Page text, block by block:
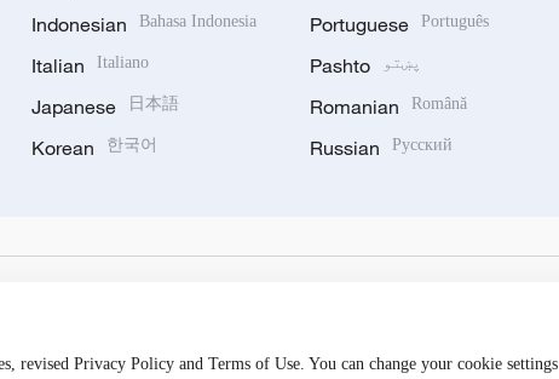
Indonesian Bahasa Indonesia
Italian Italiano
Japanese 日本語
Korean 한국어
Portuguese Português
Pashto پښتو
Romanian Română
Russian Русский
revised Privacy Policy and Terms of Use. You can change your cookie settings